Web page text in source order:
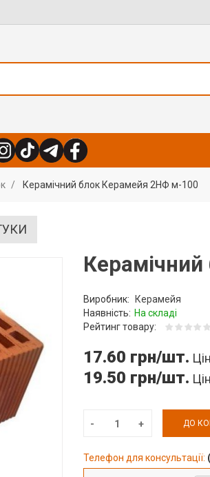
Керамічний блок Керамейя 2НФ м-100
Виробник:
Керамейя
Наявність: На складі
Рейтинг товару:
17.60 грн/шт.
19.50 грн/шт.
ДО
Телефон для консультації: